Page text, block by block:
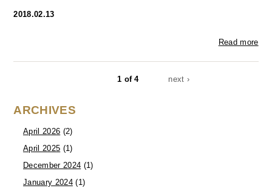
2018.02.13
Read more
1 of 4 next ›
ARCHIVES
April 2026 (2)
April 2025 (1)
December 2024 (1)
January 2024(1)